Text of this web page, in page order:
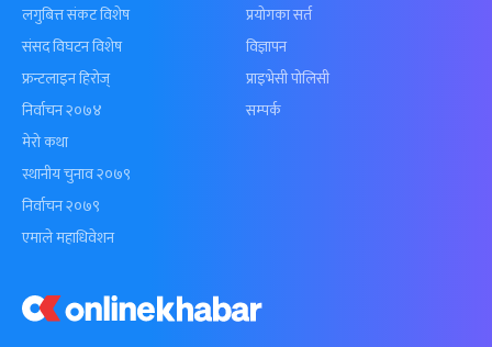
लगुबित्त संकट विशेष
संसद विघटन विशेष
फ्रन्टलाइन हिरोज्
निर्वाचन २०७४
मेरो कथा
स्थानीय चुनाव २०७९
निर्वाचन २०७९
एमाले महाधिवेशन
प्रयोगका सर्त
विज्ञापन
प्राइभेसी पोलिसी
सम्पर्क